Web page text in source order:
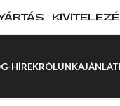
|
HÍREKRÓLUNK